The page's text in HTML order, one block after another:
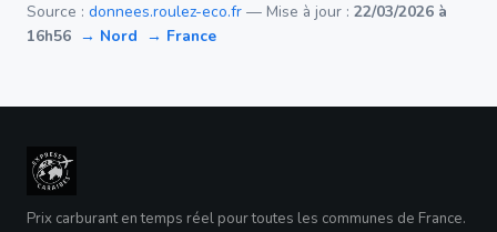
Source : donnees.roulez-eco.fr — Mise à jour : 22/03/2026 à
16h56 → Nord → France
Prix carburant en temps réel pour toutes les communes de France.